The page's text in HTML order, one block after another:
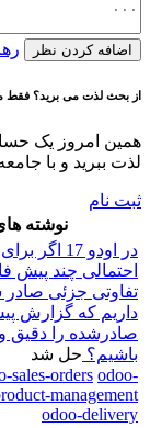
اضافه کردن نظر
از بحث لذت می برید؟ فقط
همین امروز یک
لذت ببرید و با
ثبت نام
نوشته
در اودو 17
احتمالی چند پیش
تفاوتی جزئی صادر
داریم که گزارش
صادرشده را دقیق
باشیم؟ حل شد
sales-orders odoo-
management
odoo-delivery